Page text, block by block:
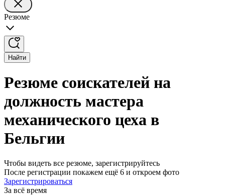
Резюме
Найти
Резюме соискателей на
должность мастера
механического цеха в
Бельгии
Чтобы видеть все резюме, зарегистрируйтесь
После регистрации покажем ещё 6 и откроем фото
Зарегистрироваться
За всё время